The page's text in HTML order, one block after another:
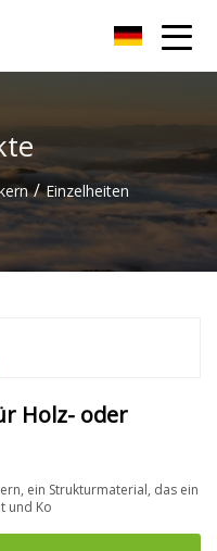
/ Einzelheiten
Holz- oder
ein Strukturmaterial, das ein
und Ko